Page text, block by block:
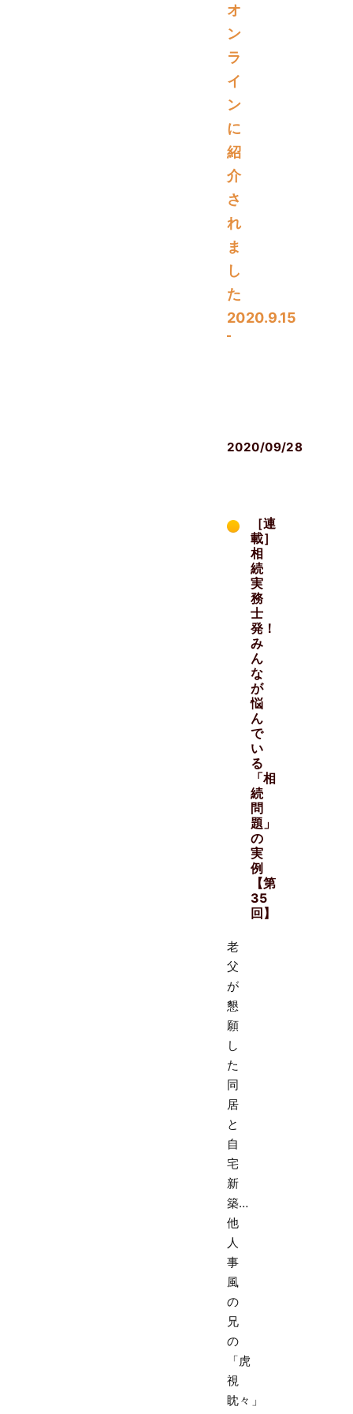
オ
ン
ラ
イ
ン
に
紹
介
さ
れ
ま
し
た
2020.9.15
2020/09/28
［連
載］
相
続
実
務
士
発！
み
ん
な
が
悩
ん
で
い
る
「相
続
問
題」
の
実
例
【第
35
回】
老
父
が
懇
願
し
た
同
居
と
自
宅
新
築…
他
人
事
風
の
兄
の
「虎
視
眈々」